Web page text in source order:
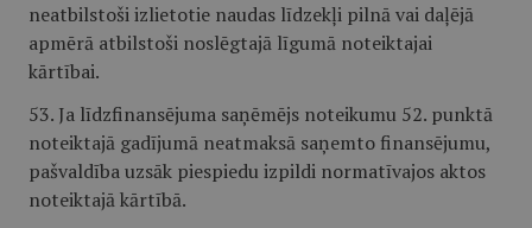
neatbilstoši izlietotie naudas līdzekļi pilnā vai daļējā
apmērā atbilstoši noslēgtajā līgumā noteiktajai
kārtībai.
53. Ja līdzfinansējuma saņēmējs noteikumu 52. punktā
noteiktajā gadījumā neatmaksā saņemto finansējumu,
pašvaldība uzsāk piespiedu izpildi normatīvajos aktos
noteiktajā kārtībā.